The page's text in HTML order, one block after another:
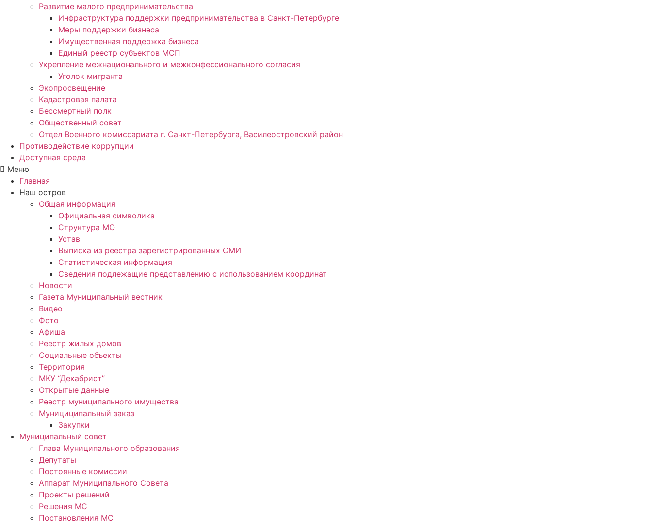
Развитие малого предпринимательства
Инфраструктура поддержки предпринимательства в Санкт-Петербурге
Меры поддержки бизнеса
Имущественная поддержка бизнеса
Единый реестр субъектов МСП
Укрепление межнационального и межконфессионального согласия
Уголок мигранта
Экопросвещение
Кадастровая палата
Бессмертный полк
Общественный совет
Отдел Военного комиссариата г. Санкт-Петербурга, Василеостровский район
Противодействие коррупции
Доступная среда
Меню
Главная
Наш остров
Общая информация
Официальная символика
Структура МО
Устав
Выписка из реестра зарегистрированных СМИ
Статистическая информация
Сведения подлежащие представлению с использованием координат
Новости
Газета Муниципальный вестник
Видео
Фото
Афиша
Реестр жилых домов
Социальные объекты
Территория
МКУ “Декабрист”
Открытые данные
Реестр муниципального имущества
Мунициципальный заказ
Закупки
Муниципальный совет
Глава Муниципального образования
Депутаты
Постоянные комиссии
Аппарат Муниципального Совета
Проекты решений
Решения МС
Постановления МС